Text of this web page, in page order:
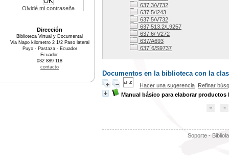
637.3/V732
637.5/I243
637.5/V732
637.513.2/L9257
637.6/ V272
637/A693
637´6/S9737
Documentos en la biblioteca con la
Hacer una sugerencia Refinar
Manual básico para elaborar productos
Soporte -
Olvidé mi contraseña
Dirección
Biblioteca Virtual y Documental
Via Napo kilometro 2 1/2 Paso lateral
Puyo - Pastaza - Ecuador
Ecuador
032 889 118
contacto